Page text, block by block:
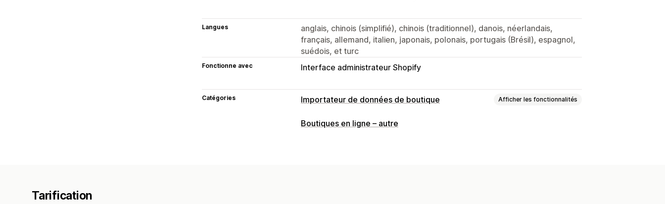
Langues
anglais, chinois (simplifié), chinois (traditionnel), danois, néerlandais,
français, allemand, italien, japonais, polonais, portugais (Brésil), espagnol,
suédois, et turc
Fonctionne avec Interface administrateur Shopify
Catégories Importateur de données de boutique Afficher les fonctionnalités
Synchronisation des données
Boutiques en ligne – autre
Tarification